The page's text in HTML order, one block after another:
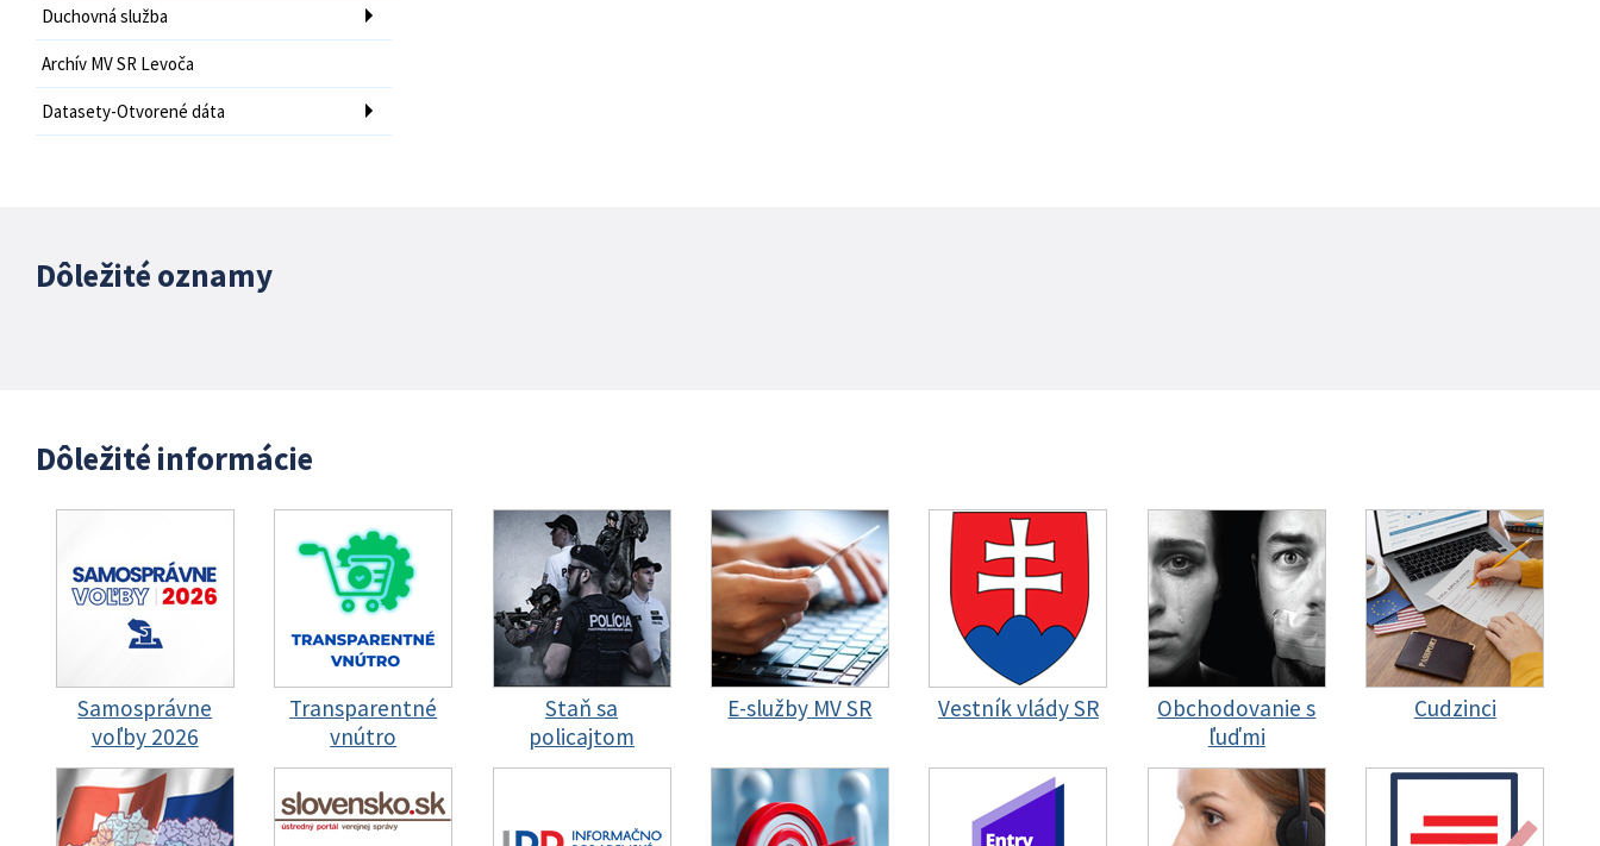
Duchovná služba
Archív MV SR Levoča
Datasety-Otvorené dáta
Dôležité oznamy
Dôležité informácie
Samosprávne
voľby 2026
Transparentné
vnútro
Staň sa
policajtom
E-služby MV SR Vestník vlády SR
Obchodovanie s
ľuďmi
Cudzinci